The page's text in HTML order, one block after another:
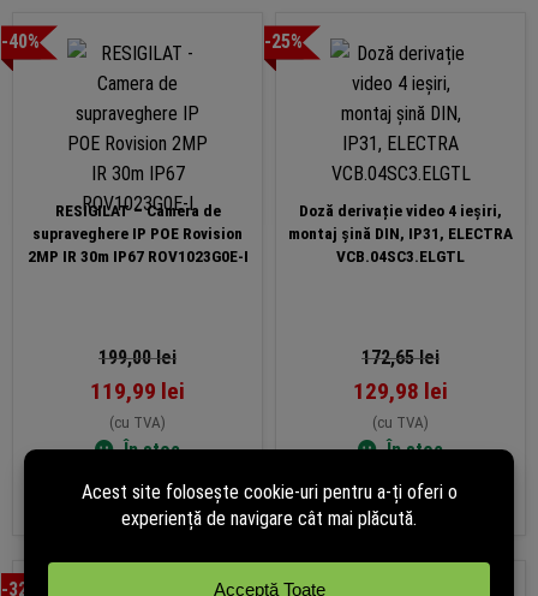
-40%
RESIGILAT – Camera de
supraveghere IP POE Rovision
2MP IR 30m IP67 ROV1023G0E-I
199,00lei
119,99 lei
(cu TVA)
În stoc
Adaugă în coș
-25%
Doză derivație video 4 ieșiri,
montaj șină DIN, IP31, ELECTRA
VCB.04SC3.ELGTL
172,65lei
129,98 lei
(cu TVA)
În stoc
Adaugă în coș
-32% -13%